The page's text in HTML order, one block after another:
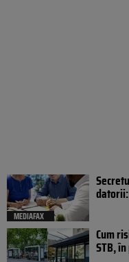
MEDIAFAX
Cum
STB,